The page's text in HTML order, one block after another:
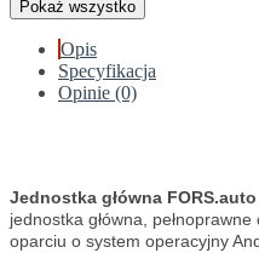
Pokaż wszystko
Opis
Specyfikacja
Opinie (0)
Jednostka główna FORS.auto
jednostka główna,
oparciu o system operacyjny